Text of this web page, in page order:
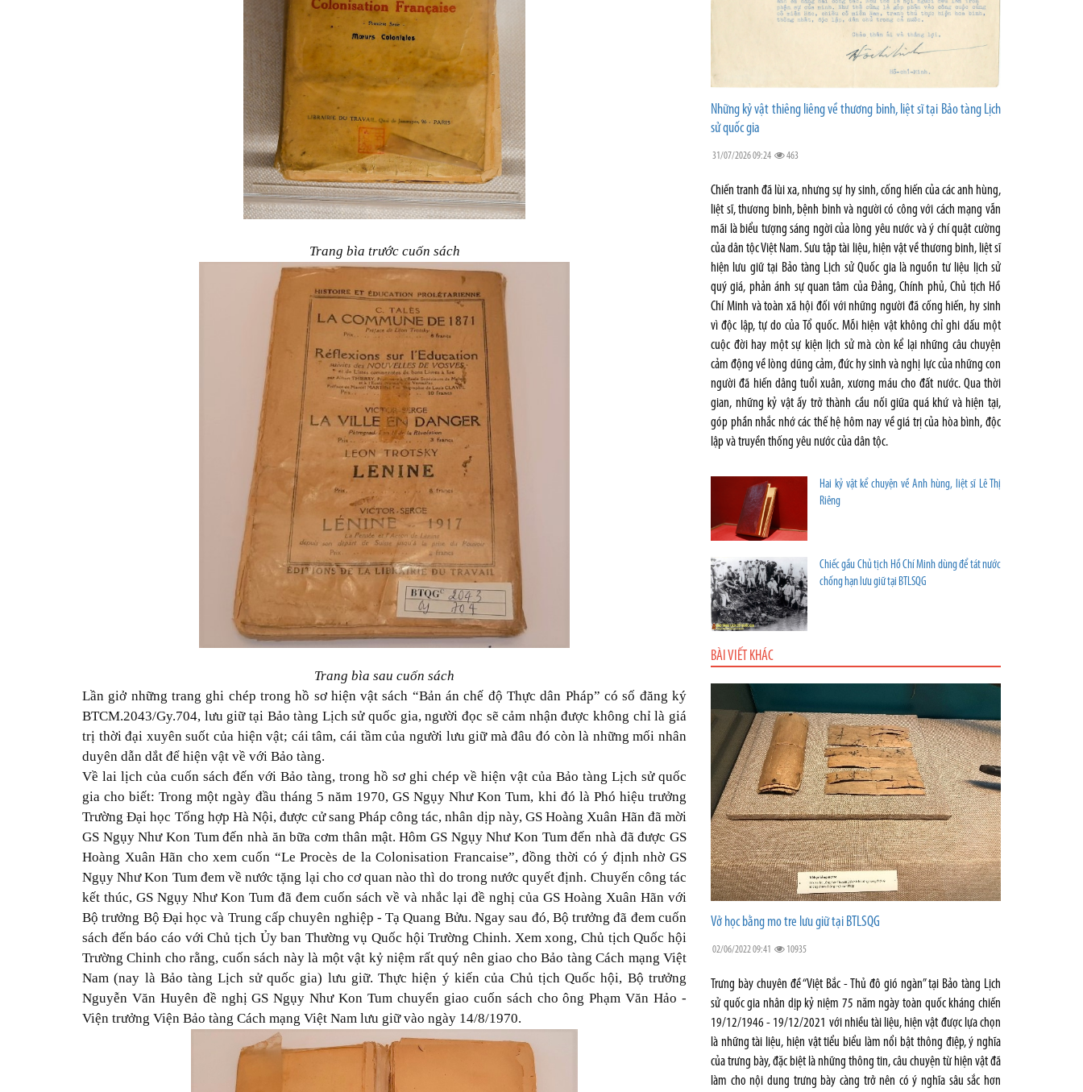
Trang bìa trước cuốn sách
Trang bìa sau cuốn sách
Lần giở những trang ghi chép trong hồ sơ hiện vật sách “Bản án chế độ Thực dân Pháp” có số đăng ký
BTCM.2043/Gy.704, lưu giữ tại Bảo tàng Lịch sử quốc gia, người đọc sẽ cảm nhận được không chỉ là giá
trị thời đại xuyên suốt của hiện vật; cái tâm, cái tầm của người lưu giữ mà đâu đó còn là những mối nhân
duyên dẫn dắt để hiện vật về với Bảo tàng.
Về lai lịch của cuốn sách đến với Bảo tàng, trong hồ sơ ghi chép về hiện vật của Bảo tàng Lịch sử quốc
gia cho biết: Trong một ngày đầu tháng 5 năm 1970, GS Ngụy Như Kon Tum, khi đó là Phó hiệu trưởng
Trường Đại học Tổng hợp Hà Nội, được cử sang Pháp công tác, nhân dịp này, GS Hoàng Xuân Hãn đã mời
GS Ngụy Như Kon Tum đến nhà ăn bữa cơm thân mật. Hôm GS Ngụy Như Kon Tum đến nhà đã được GS
Hoàng Xuân Hãn cho xem cuốn “Le Procès de la Colonisation Francaise”, đồng thời có ý định nhờ GS
Ngụy Như Kon Tum đem về nước tặng lại cho cơ quan nào thì do trong nước quyết định. Chuyến công tác
kết thúc, GS Ngụy Như Kon Tum đã đem cuốn sách về và nhắc lại đề nghị của GS Hoàng Xuân Hãn với
Bộ trưởng Bộ Đại học và Trung cấp chuyên nghiệp - Tạ Quang Bửu. Ngay sau đó, Bộ trưởng đã đem cuốn
sách đến báo cáo với Chủ tịch Ủy ban Thường vụ Quốc hội Trường Chinh. Xem xong, Chủ tịch Quốc hội
Trường Chinh cho rằng, cuốn sách này là một vật kỷ niệm rất quý nên giao cho Bảo tàng Cách mạng Việt
Nam (nay là Bảo tàng Lịch sử quốc gia) lưu giữ. Thực hiện ý kiến của Chủ tịch Quốc hội, Bộ trưởng
Nguyễn Văn Huyên đề nghị GS Ngụy Như Kon Tum chuyển giao cuốn sách cho ông Phạm Văn Hảo -
Viện trưởng Viện Bảo tàng Cách mạng Việt Nam lưu giữ vào ngày 14/8/1970.
Những kỷ vật thiêng liêng về thương binh, liệt sĩ tại Bảo tàng Lịch
sử quốc gia
31/07/2026 09:24 463
Chiến tranh đã lùi xa, nhưng sự hy sinh, cống hiến của các anh hùng,
liệt sĩ, thương binh, bệnh binh và người có công với cách mạng vẫn
mãi là biểu tượng sáng ngời của lòng yêu nước và ý chí quật cường
của dân tộc Việt Nam. Sưu tập tài liệu, hiện vật về thương binh, liệt sĩ
hiện lưu giữ tại Bảo tàng Lịch sử Quốc gia là nguồn tư liệu lịch sử
quý giá, phản ánh sự quan tâm của Đảng, Chính phủ, Chủ tịch Hồ
Chí Minh và toàn xã hội đối với những người đã cống hiến, hy sinh
vì độc lập, tự do của Tổ quốc. Mỗi hiện vật không chỉ ghi dấu một
cuộc đời hay một sự kiện lịch sử mà còn kể lại những câu chuyện
cảm động về lòng dũng cảm, đức hy sinh và nghị lực của những con
người đã hiến dâng tuổi xuân, xương máu cho đất nước. Qua thời
gian, những kỷ vật ấy trở thành cầu nối giữa quá khứ và hiện tại,
góp phần nhắc nhớ các thế hệ hôm nay về giá trị của hòa bình, độc
lập và truyền thống yêu nước của dân tộc.
Hai kỷ vật kể chuyện về Anh hùng, liệt sĩ Lê Thị
Riêng
Chiếc gầu Chủ tịch Hồ Chí Minh dùng để tát nước
chống hạn lưu giữ tại BTLSQG
BÀI VIẾT KHÁC
Vở học bằng mo tre lưu giữ tại BTLSQG
02/06/2022 09:41 10935
Trưng bày chuyên đề “Việt Bắc - Thủ đô gió ngàn” tại Bảo tàng Lịch
sử quốc gia nhân dịp kỷ niệm 75 năm ngày toàn quốc kháng chiến
19/12/1946 - 19/12/2021 với nhiều tài liệu, hiện vật được lựa chọn
là những tài liệu, hiện vật tiểu biểu làm nổi bật thông điệp, ý nghĩa
của trưng bày, đặc biệt là những thông tin, câu chuyện từ hiện vật đã
làm cho nội dung trưng bày càng trở nên có ý nghĩa sâu sắc hơn